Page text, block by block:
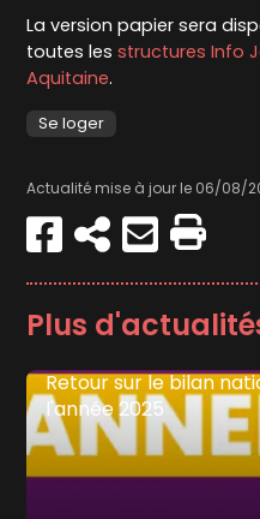
La version papier sera
toutes lesstructures Info
Aquitaine.
Se loger
Actualité mise à jour le 06/08/
Partager
sur
Facebook
CopierEnvoyer
par
e-
Plus
Retour sur le bilan
l'année 2025